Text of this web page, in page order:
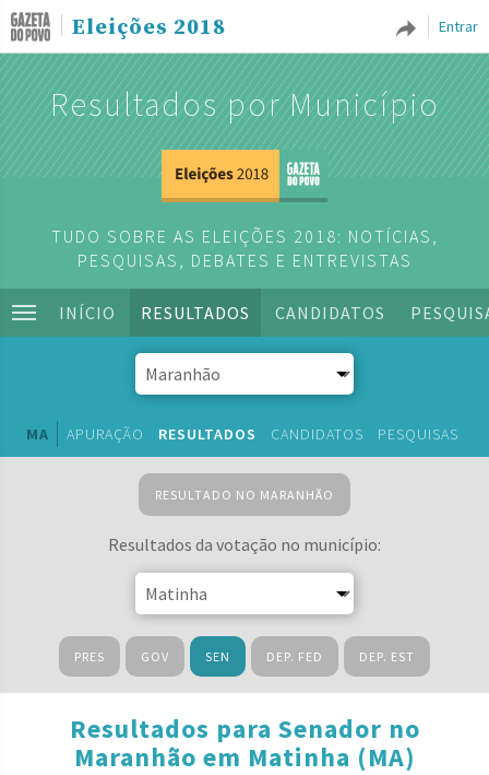
Entrar
Eleições 2018
Resultados por Município
TUDO SOBRE AS ELEIÇÕES 2018: NOTÍCIAS,
PESQUISAS, DEBATES E ENTREVISTAS
INÍCIO RESULTADOS CANDIDATOS
MA APURAÇÃO RESULTADOS CANDIDATOS PESQUISAS
RESULTADO NO MARANHÃO
Resultados da votação no município:
PRES GOV SEN DEP. FED DEP. EST
Resultados para Senador no
Maranhão em Matinha (MA)